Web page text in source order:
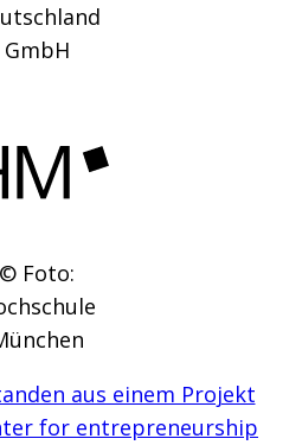
GmbH
© Foto: